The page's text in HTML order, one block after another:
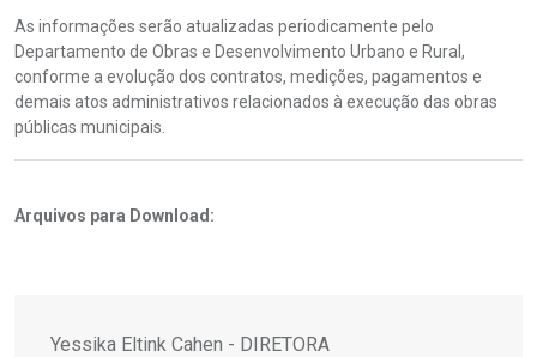
As informações serão atualizadas periodicamente pelo
Departamento de Obras e Desenvolvimento Urbano e Rural,
conforme a evolução dos contratos, medições, pagamentos e
demais atos administrativos relacionados à execução das obras
públicas municipais.
Arquivos para Download:
Yessika Eltink Cahen - DIRETORA